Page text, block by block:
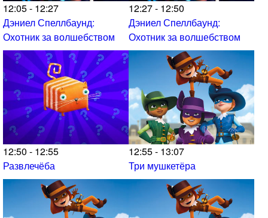
12:05 - 12:27
Дэниел Спеллбаунд:
Охотник за волшебством
12:27 - 12:50
Дэниел Спеллбаунд:
Охотник за волшебством
12:50 - 12:55
Развлечёба
12:55 - 13:07
Три мушкетёра